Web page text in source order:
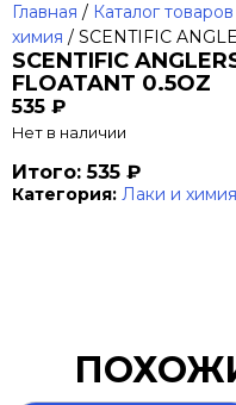
Главная / Каталог товаров
химия / SCENTIFIC
SCENTIFIC
FLOATANT 0.5OZ
535 ₽
Нет в наличии
Итого: 535 ₽
Категория: Лаки и химия